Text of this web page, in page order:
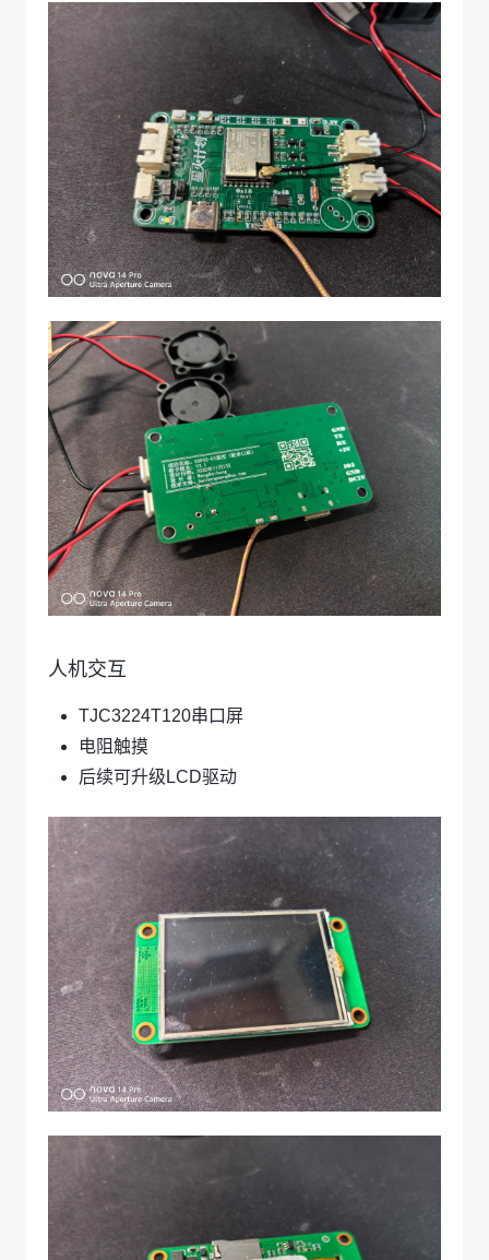
人机交互
TJC3224T120串口屏
电阻触摸
后续可升级LCD驱动